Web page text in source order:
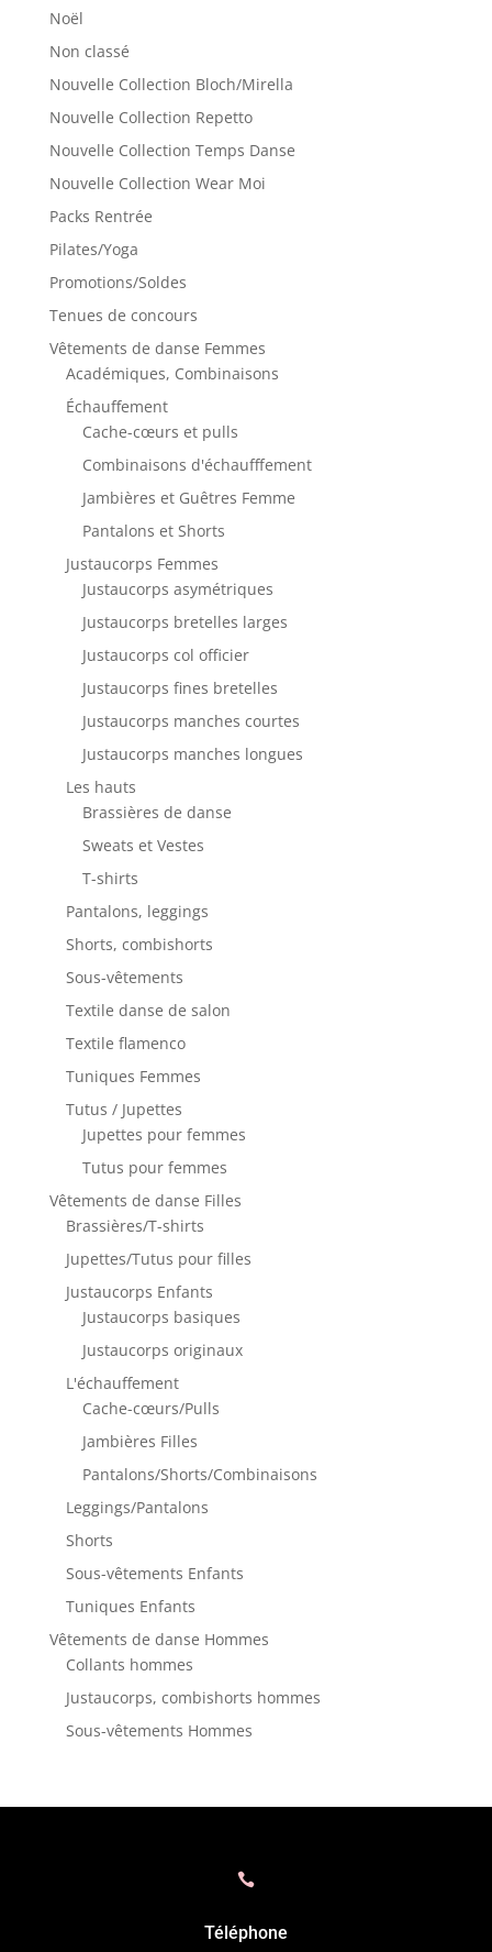
Noël
Non classé
Nouvelle Collection Bloch/Mirella
Nouvelle Collection Repetto
Nouvelle Collection Temps Danse
Nouvelle Collection Wear Moi
Packs Rentrée
Pilates/Yoga
Promotions/Soldes
Tenues de concours
Vêtements de danse Femmes
Académiques, Combinaisons
Échauffement
Cache-cœurs et pulls
Combinaisons d'échaufffement
Jambières et Guêtres Femme
Pantalons et Shorts
Justaucorps Femmes
Justaucorps asymétriques
Justaucorps bretelles larges
Justaucorps col officier
Justaucorps fines bretelles
Justaucorps manches courtes
Justaucorps manches longues
Les hauts
Brassières de danse
Sweats et Vestes
T-shirts
Pantalons, leggings
Shorts, combishorts
Sous-vêtements
Textile danse de salon
Textile flamenco
Tuniques Femmes
Tutus / Jupettes
Jupettes pour femmes
Tutus pour femmes
Vêtements de danse Filles
Brassières/T-shirts
Jupettes/Tutus pour filles
Justaucorps Enfants
Justaucorps basiques
Justaucorps originaux
L'échauffement
Cache-cœurs/Pulls
Jambières Filles
Pantalons/Shorts/Combinaisons
Leggings/Pantalons
Shorts
Sous-vêtements Enfants
Tuniques Enfants
Vêtements de danse Hommes
Collants hommes
Justaucorps, combishorts hommes
Sous-vêtements Hommes

Téléphone